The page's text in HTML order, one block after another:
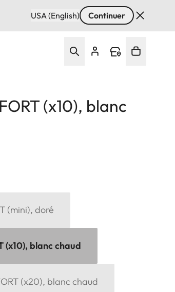
USA (English) Continuer
(x10), blanc
(mini), doré
(x10), blanc chaud
(x20), blanc chaud